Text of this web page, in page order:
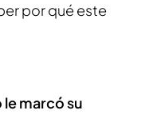
por qué este
marcó su